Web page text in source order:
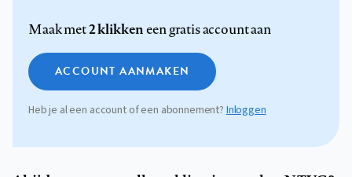
Maak met2 klikkeneen gratis account aan
ACCOUNT AANMAKEN
Heb je al een account of een abonnement? Inloggen